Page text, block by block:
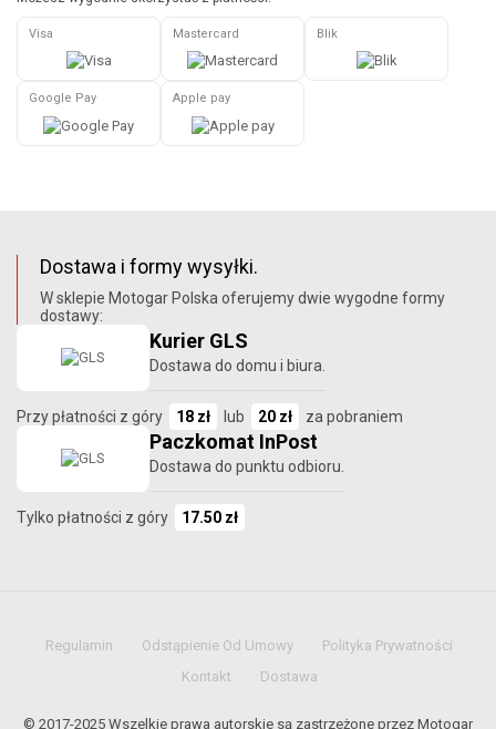
Visa Mastercard Blik
Google Pay Apple pay
Dostawa i formy wysyłki.
W sklepie Motogar Polska oferujemy dwie wygodne formy
dostawy:
Kurier GLS
Dostawa do domu i biura.
Przy płatności z góry 18 zł lub 20 zł za pobraniem
Paczkomat InPost
Dostawa do punktu odbioru.
Tylko płatności z góry 17.50 zł
Regulamin Odstąpienie Od Umowy
Polityka Prywatności
Kontakt
Dostawa
© 2017-2025 Wszelkie prawa autorskie są zastrzeżone przez Motogar